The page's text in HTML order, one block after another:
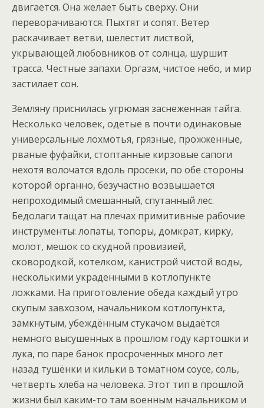
двигается. Она желает быть сверху. Они
переворачиваются. Пыхтят и сопят. Ветер
раскачивает ветви, шелестит листвой,
укрывающей любовников от солнца, шуршит
трасса. Честные запахи. Оргазм, чистое небо, и мир
застилает сон.
Земляну приснилась угрюмая заснеженная тайга.
Несколько человек, одетые в почти одинаковые
универсальные лохмотья, грязные, прожженные,
рваные фуфайки, стоптанные кирзовые сапоги
нехотя волочатся вдоль просеки, по обе стороны
которой органно, безучастно возвышается
непроходимый смешанный, спутанный лес.
Бедолаги тащат на плечах примитивные рабочие
инструменты: лопаты, топоры, домкрат, кирку,
молот, мешок со скудной провизией,
сковородкой, котелком, канистрой чистой воды,
несколькими украденными в котлопункте
ложками. На приготовление обеда каждый утро
скупым завхозом, начальником котлопункта,
замкнутым, убеждённым стукачом выдаётся
немного высушенных в прошлом году картошки и
лука, по паре банок просроченных много лет
назад тушёнки и кильки в томатном соусе, соль,
четверть хлеба на человека. Этот тип в прошлой
жизни был каким-то там военным начальником и